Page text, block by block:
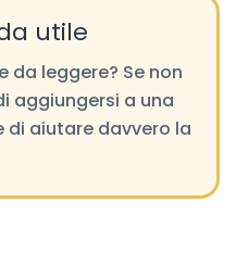
utile
da leggere? Se non
aggiungersi a una
aiutare davvero la